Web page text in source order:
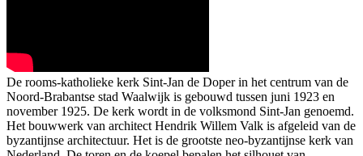
De rooms-katholieke kerk Sint-Jan de Doper in het centrum van de
Noord-Brabantse stad Waalwijk is gebouwd tussen juni 1923 en
november 1925. De kerk wordt in de volksmond Sint-Jan genoemd.
Het bouwwerk van architect Hendrik Willem Valk is afgeleid van de
byzantijnse architectuur. Het is de grootste neo-byzantijnse kerk van